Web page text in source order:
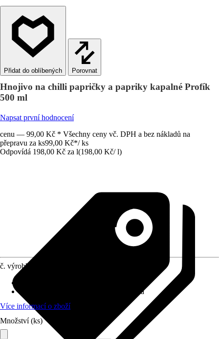
Porovnat
Hnojivo na chilli papričky a papriky kapalné Profík
500 ml
Napsat první hodnocení
cenu — 99,00 Kč * Všechny ceny vč. DPH a bez nákladů na
přepravu za ks99,00 Kč*/ ks
Odpovídá 198,00 Kč za l(198,00 Kč/ l)
č. výrobku
Plodová zelenina, Zelenina
Více informací o zboží
Množství (ks)